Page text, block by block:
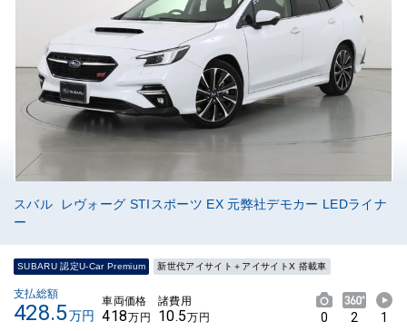
スバル レヴォーグ STIスポーツ EX 元弊社デモカー LEDライナ
ー
SUBARU 認定U-Car Premium 新世代アイサイト＋アイサイトX 搭載車
支払総額
428.5万円
車両価格
418万円
諸費用
10.5万円 0 2 1